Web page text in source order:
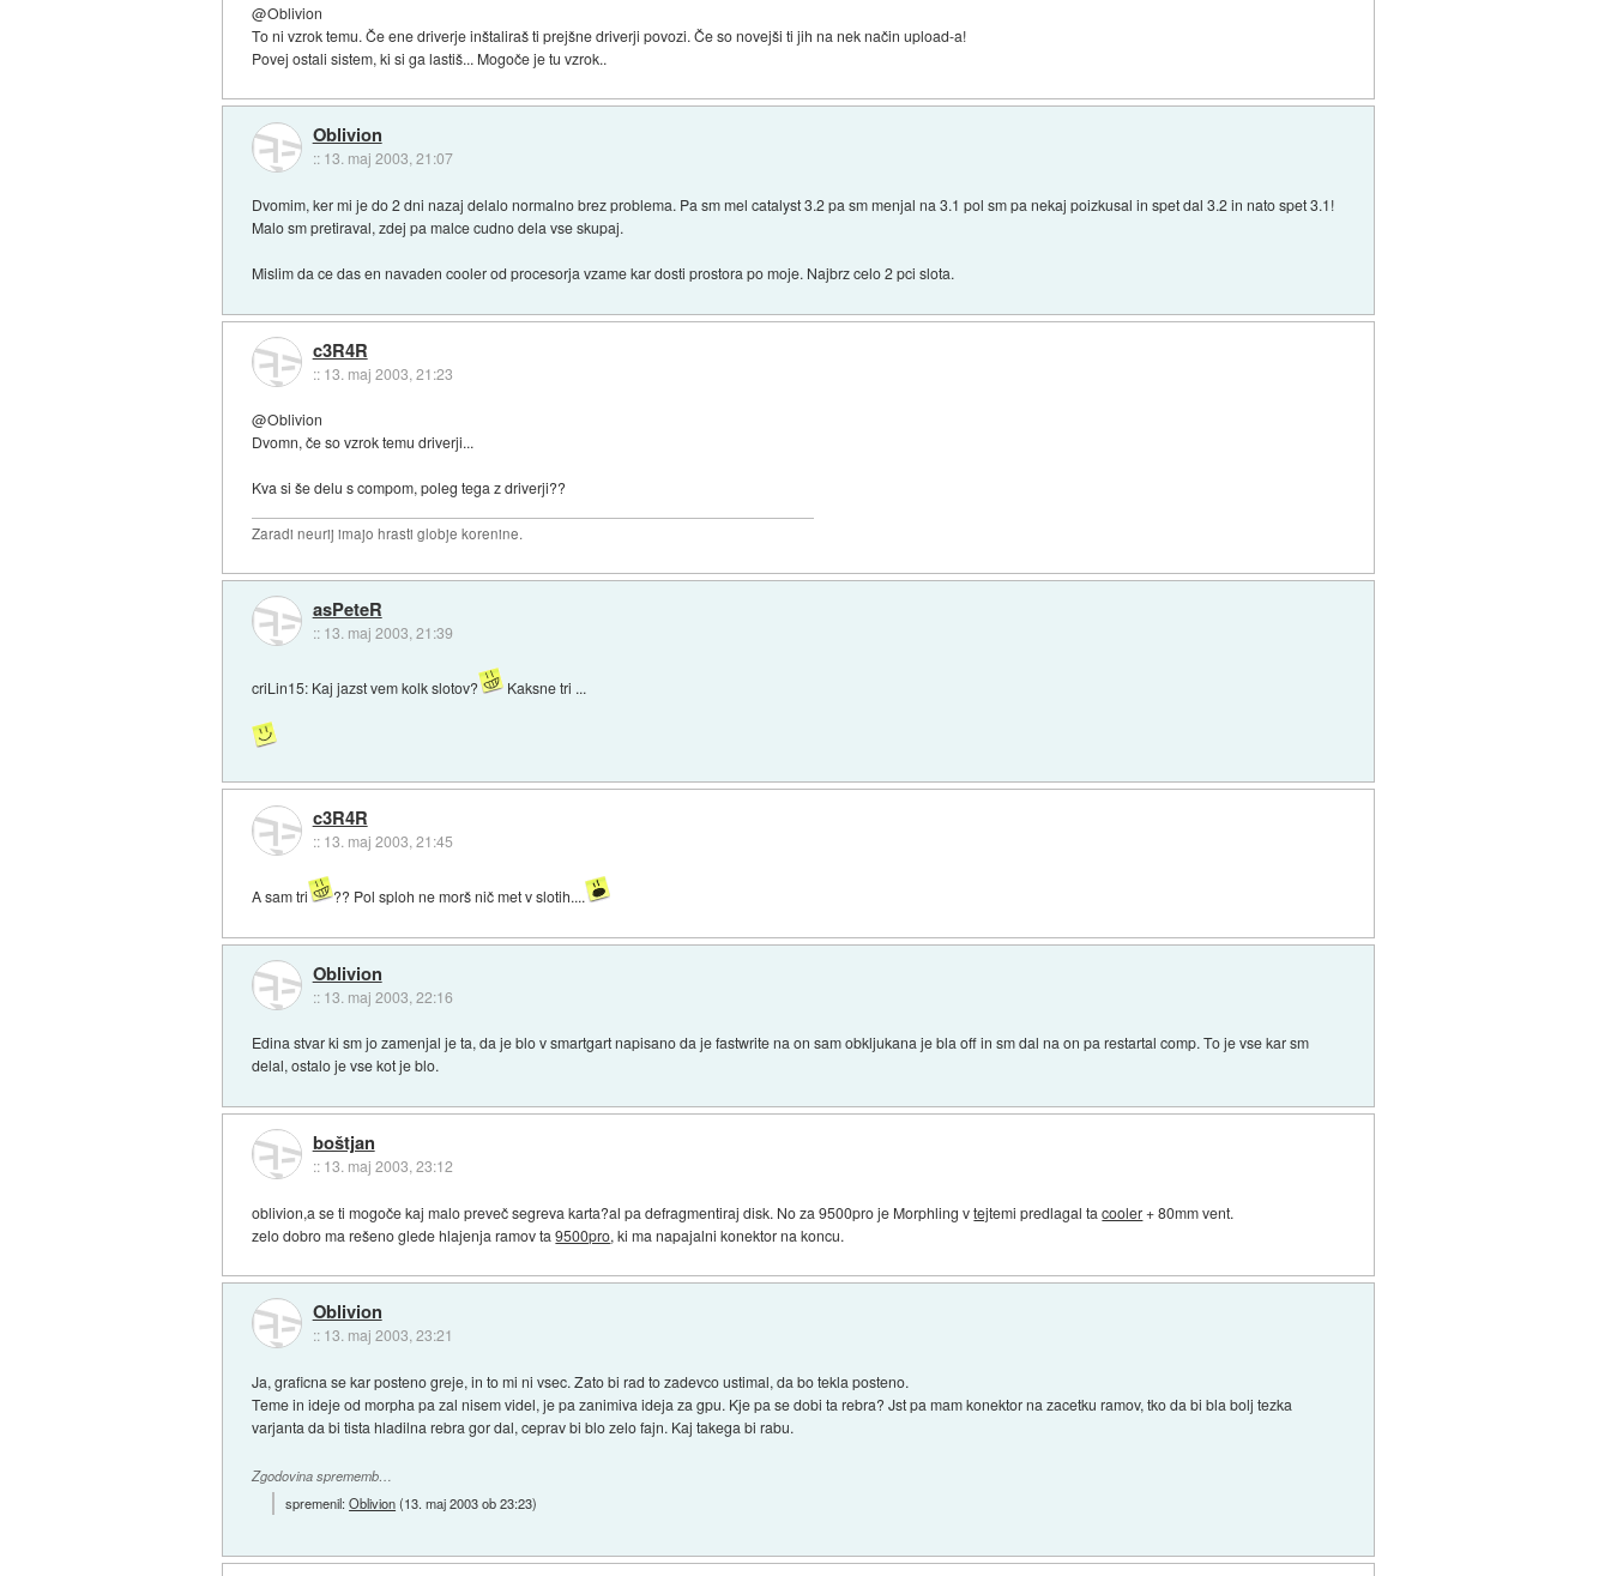
@Oblivion
To ni vzrok temu. Če ene driverje inštaliraš ti prejšne driverji povozi. Če so novejši ti jih na nek način upload-a!
Povej ostali sistem, ki si ga lastiš... Mogoče je tu vzrok..
Oblivion
:: 13. maj 2003, 21:07
Dvomim, ker mi je do 2 dni nazaj delalo normalno brez problema. Pa sm mel catalyst 3.2 pa sm menjal na 3.1 pol sm pa nekaj poizkusal in spet dal 3.2 in nato spet 3.1!
Malo sm pretiraval, zdej pa malce cudno dela vse skupaj.
Mislim da ce das en navaden cooler od procesorja vzame kar dosti prostora po moje. Najbrz celo 2 pci slota.
c3R4R
:: 13. maj 2003, 21:23
@Oblivion
Dvomn, če so vzrok temu driverji...
Kva si še delu s compom, poleg tega z driverji??
Zaradi neurij imajo hrasti globje korenine.
asPeteR
:: 13. maj 2003, 21:39
criLin15: Kaj jazst vem kolk slotov? Kaksne tri ...
c3R4R
:: 13. maj 2003, 21:45
A sam tri ?? Pol sploh ne morš nič met v slotih....
Oblivion
:: 13. maj 2003, 22:16
Edina stvar ki sm jo zamenjal je ta, da je blo v smartgart napisano da je fastwrite na on sam obkljukana je bla off in sm dal na on pa restartal comp. To je vse kar sm
delal, ostalo je vse kot je blo.
boštjan
:: 13. maj 2003, 23:12
oblivion,a se ti mogoče kaj malo preveč segreva karta?al pa defragmentiraj disk. No za 9500pro je Morphling vtejtemi predlagal tacooler+ 80mm vent.
zelo dobro ma rešeno glede hlajenja ramov ta9500pro, ki ma napajalni konektor na koncu.
Oblivion
:: 13. maj 2003, 23:21
Ja, graficna se kar posteno greje, in to mi ni vsec. Zato bi rad to zadevco ustimal, da bo tekla posteno.
Teme in ideje od morpha pa zal nisem videl, je pa zanimiva ideja za gpu. Kje pa se dobi ta rebra? Jst pa mam konektor na zacetku ramov, tko da bi bla bolj tezka
varjanta da bi tista hladilna rebra gor dal, ceprav bi blo zelo fajn. Kaj takega bi rabu.
Zgodovina sprememb…
spremenil:Oblivion(13. maj 2003 ob 23:23)